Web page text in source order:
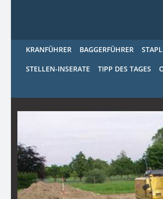
KRANFÜHRER BAGGERFÜHRER
STELLEN-INSERATE TIPP DES TAGES